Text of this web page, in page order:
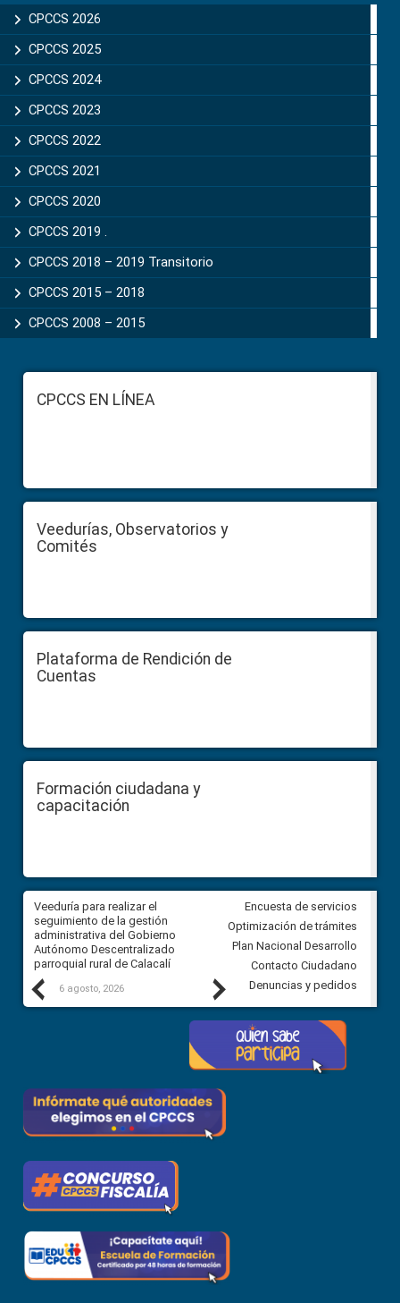
Sidebar
CPCCS 2026
CPCCS 2025
CPCCS 2024
CPCCS 2023
CPCCS 2022
CPCCS 2021
CPCCS 2020
CPCCS 2019 .
CPCCS 2018 – 2019 Transitorio
CPCCS 2015 – 2018
CPCCS 2008 – 2015
FooterCPCCS EN LÍNEA
Veedurías, Observatorios y
Comités
Plataforma de Rendición de
Cuentas
Formación ciudadana y
capacitación
Previous
Veeduría para realizar el
seguimiento de la gestión
administrativa del Gobierno
Autónomo Descentralizado
parroquial rural de Calacalí
6 agosto, 2026
Veeduría para vigilar los
derivados de la Audiencia
entre el GAD de Ibarra y la
comunidad Urbina, parroquia
Carolina
5 agosto, 2026
Next
Encuesta de servicios
Optimización de trámites
Plan Nacional Desarrollo
Contacto Ciudadano
Denuncias y pedidos